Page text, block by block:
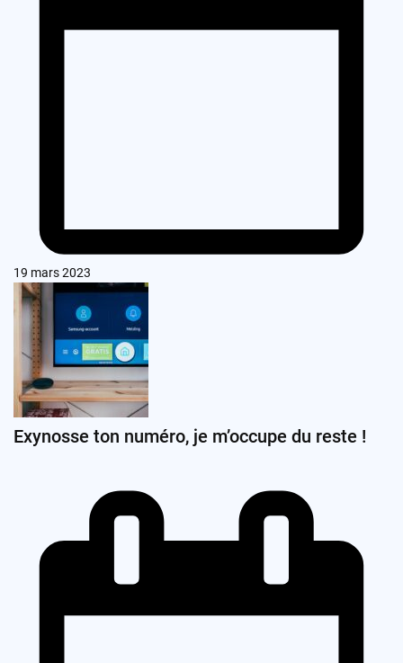
19 mars 2023
Exynosse ton numéro, je m’occupe du reste !